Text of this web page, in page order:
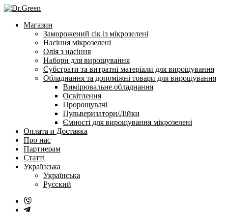
Перейти
змістуМагазин
Заморожений сік із мікрозелені
Насіння мікрозелені
Олія з насіння
Набори для вирощування
Субстрати та витратні матеріали для вирощування
Обладнання та допоміжні товари для вирощування
Вимірювальне обладнання
Освітлення
Пророщувачі
Пульверизатори/Лійки
Ємності для вирощування мікрозелені
Оплата и Доставка
Про нас
Партнерам
Статті
Українська
Українська
Русский